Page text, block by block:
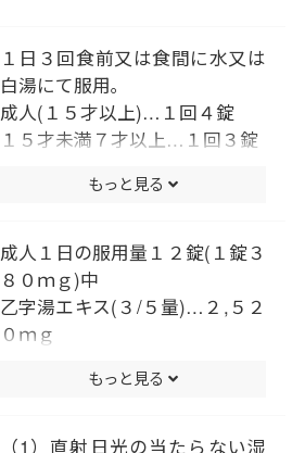
１日３回食前又は食間に水又は
白湯にて服用｡
成人(１５才以上)…１回４錠
１５才未満７才以上…１回３錠
５才未満は服用しないこと
小児に服用させる場合には、保
護者の指導監督のもとに服用さ
せてください。
もっと見る
成人１日の服用量１２錠(１錠３
８０ｍｇ)中
乙字湯エキス(３/５量)…２,５２
０ｍｇ
ｇ､オウゴン１.８ｇ､カンゾウ
オウ０.６ｇより抽出。〕
もっと見る
（1）直射日光の当たらない湿